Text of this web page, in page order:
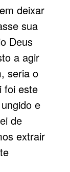
deixar
sua
Deus
a agir
seria o
foi este
e
de
extrair